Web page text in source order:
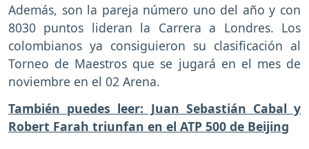
Además, son la pareja número uno del año y con
8030 puntos lideran la Carrera a Londres. Los
colombianos ya consiguieron su clasificación al
Torneo de Maestros que se jugará en el mes de
noviembre en el 02 Arena.
También puedes leer: Juan Sebastián Cabal y
Robert Farah triunfan en el ATP 500 de Beijing